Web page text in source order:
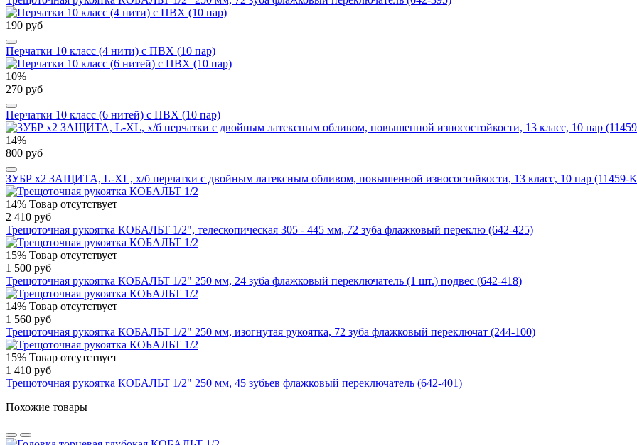
190 руб
Перчатки 10 класс (4 нити) с ПВХ (10 пар)
10%
270 руб
Перчатки 10 класс (6 нитей) с ПВХ (10 пар)
14%
800 руб
ЗУБР х2 ЗАЩИТА, L-XL, х/б перчатки с двойным латексным обливом, повышенной износостойкости, 13 класс, 10 пар (11459-
14% Товар отсутствует
2 410 руб
Трещоточная рукоятка КОБАЛЬТ 1/2", телескопическая 305 - 445 мм, 72 зуба флажковый переклю (642-425)
15% Товар отсутствует
1 500 руб
Трещоточная рукоятка КОБАЛЬТ 1/2" 250 мм, 24 зуба флажковый переключатель (1 шт.) подвес (642-418)
14% Товар отсутствует
1 560 руб
Трещоточная рукоятка КОБАЛЬТ 1/2" 250 мм, изогнутая рукоятка, 72 зуба флажковый переключат (244-100)
15% Товар отсутствует
1 410 руб
Трещоточная рукоятка КОБАЛЬТ 1/2" 250 мм, 45 зубьев флажковый переключатель (642-401)
Похожие товары